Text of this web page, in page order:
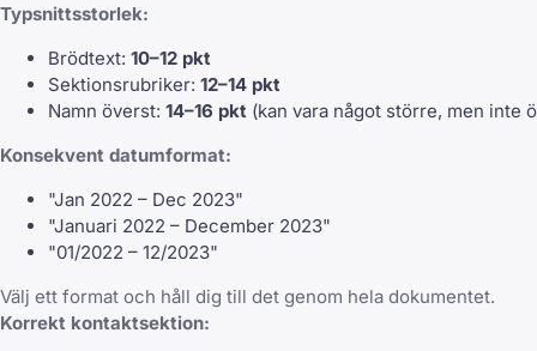
Typsnittsstorlek:
Brödtext: 10–12 pkt
Sektionsrubriker: 12–14 pkt
Namn överst: 14–16 pkt (kan vara något större, men inte
Konsekvent datumformat:
"Jan 2022 – Dec 2023"
"Januari 2022 – December 2023"
"01/2022 – 12/2023"
Välj ett format och håll dig till det genom hela dokumentet.
Korrekt kontaktsektion: